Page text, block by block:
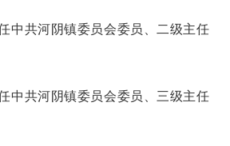
中共河阴镇委员会委员、二级主任
中共河阴镇委员会委员、三级主任